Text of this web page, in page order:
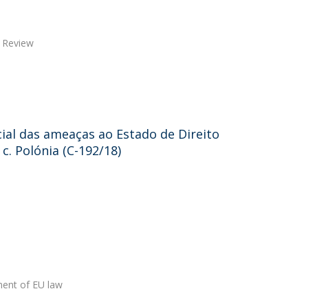
das ameaças ao Estado de Direito
Polónia (C-192/18)
of EU law